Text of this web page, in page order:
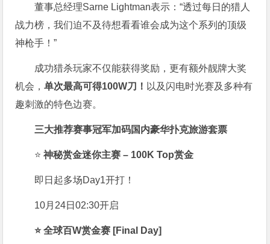
董事总经理Sarne Lightman表示：“透过每日的猎人
战力榜，我们迫不及待想看看谁会成为这个系列的顶级
神枪手！”
成功猎杀玩家不仅能获得奖励，更有额外靓牌大奖
机会，单次最高可得100W刀！ 以及闪电时光赛及多种有
趣刺激的特色边赛。
三大推荐赛事冠军加码国内豪华扑克旅游套票
⭐神秘赏金迷你主赛 – 100K Top赏金
即日起多场Day1开打！
10月24日02:30开启
⭐全球百W赏金赛 [Final Day]